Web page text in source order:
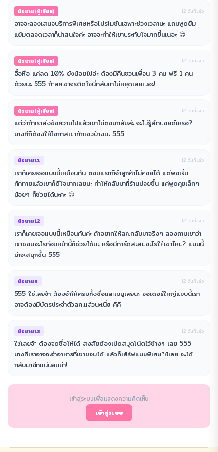
นิรนาม(ผู้เขียน) 12 วันที่แล้ว
อาจจะลองเสนอบริการพิเศษหรือโปรโมชันเฉพาะช่วงเวลานะ แถมพูดยิ้ม
แย้มตลอดเวลาก็น่าสนใจค่ะ อาจจะทำให้เขาประทับใจมากขึ้นเนอะ 😊
นิรนาม(ผู้เขียน) 12 วันที่แล้ว
อื้อหือ แค่ลด 10% ยังน้อยไปอ่ะ ต้องมีคืนชวนเพื่อน 3 คน ฟรี 1 คน
ด้วยนะ 555 ถ้าลค.ขาจรติดใจนี่กลับมาไม่หยุดเลยเนอะ!
นิรนาม(ผู้เขียน) 12 วันที่แล้ว
แต่ว่าถ้าเราส่งข้อความไปแล้วเขาไม่ตอบกลับล่ะ จะไม่รู้สึกนอยด์เหรอ?
บางทีก็ต้องให้โอกาสเขาทักเองบ้างนะ 555
นิรนาม11 12 วันที่แล้ว
เราก็เคยเจอแบบนี้เหมือนกัน ตอนแรกก็จำลูกค้าไม่ค่อยได้ แต่พอเริ่ม
ทักทายแล้วเขาก็ดีใจมากเลยนะ ทำให้กลับมาที่ร้านบ่อยขึ้น แค่พูดคุยเล็กๆ
น้อยๆ ก็ช่วยได้นะคะ 😊
นิรนาม12 12 วันที่แล้ว
เราก็เคยเจอแบบนี้เหมือนกันค่ะ ถ้าอยากให้ลค.กลับมาจริงๆ ลองถามเขาว่า
เขาชอบอะไรก่อนหน้านี้ก็ช่วยได้นะ หรือมีการ์ดสะสมอะไรให้เขาไหม? แบบนี้
น่าจะสนุกขึ้น 555
นิรนาม9 12 วันที่แล้ว
555 ใช่เลยจ้า ต้องจำให้ครบทั้งชื่อและเมนูเลยนะ ออเดอร์ใหญ่แบบนี้เรา
อาจต้องมีบัตรประจำตัวลค.แล้วนะเนี่ย คิคิ
นิรนาม13 12 วันที่แล้ว
ใช่เลยจ้า ต้องจดชื่อให้ได้ สงสัยต้องเปิดสมุดโน๊ตไว้ข้างๆ เลย 555
บางทีเราอาจจะจำอาหารที่เขาชอบได้ แล้วก็เสิร์ฟแบบพิเศษให้เลย จะได้
กลับมาอีกแน่นอนน่า!
เข้าสู่ระบบเพื่อแสดงความคิดเห็น
เข้าสู่ระบบ